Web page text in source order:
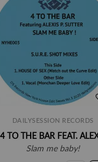
DAILYSESSION RECORDS
slam me baby!